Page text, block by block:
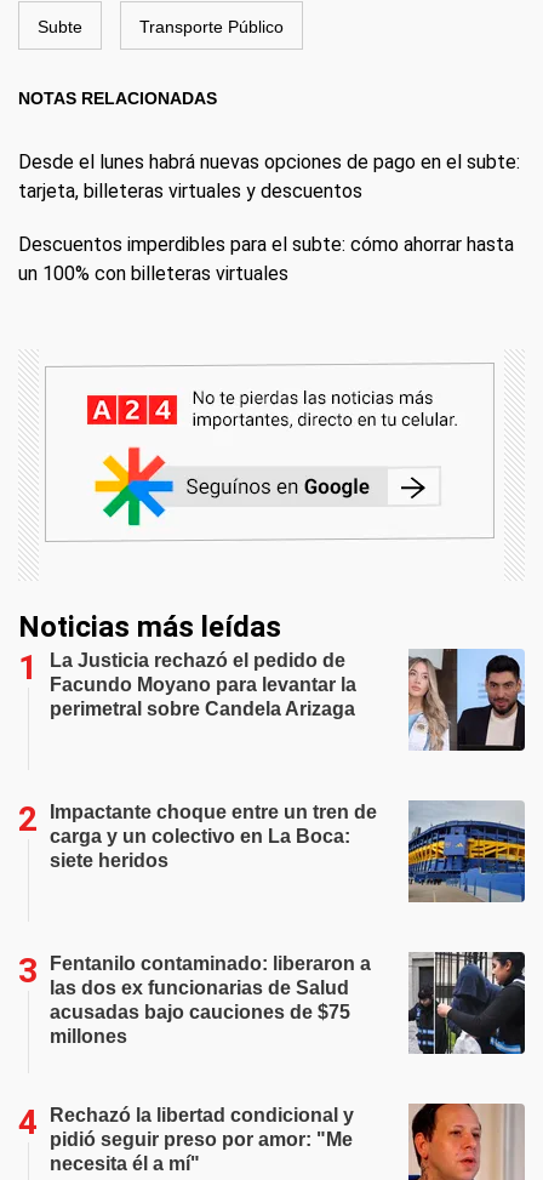
Subte Transporte Público
NOTAS RELACIONADAS
Desde el lunes habrá nuevas opciones de pago en el subte:
tarjeta, billeteras virtuales y descuentos
Descuentos imperdibles para el subte: cómo ahorrar hasta
un 100% con billeteras virtuales
Noticias más leídas
La Justicia rechazó el pedido de
Facundo Moyano para levantar la
perimetral sobre Candela Arizaga
Impactante choque entre un tren de
carga y un colectivo en La Boca:
siete heridos
Fentanilo contaminado: liberaron a
las dos ex funcionarias de Salud
acusadas bajo cauciones de $75
millones
Rechazó la libertad condicional y
pidió seguir preso por amor: "Me
necesita él a mí"